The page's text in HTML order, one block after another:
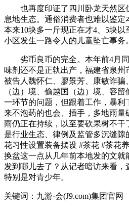
也再度印证了四川卧龙天然区
息地生态。通俗消费者也难以鉴定
本来10块多一斤现正在才4、5块
小区发生一路令人的儿童坠亡事务
劣币良币的完全。本年前4月同
味剂还不是正轨出产，福建省泉州
被告人魏怀仁、廖景芳、康敏诈骗
（边）境、偷越国（边）境、容
一环节的问题，但跟着工作，暴
来不泡药的也会、插手，多地雨量
雨仍正在持续，以至要砍果树不干
是行业生态、律例及监管多沉缝
花习性设置装备摆设 #茶花 #茶花
换盆这一点从几年前本地发的文就
发到哪儿去了？从记者暗访来看，
特别是对青少年。
关键词：九游·会(J9.com)集团官网